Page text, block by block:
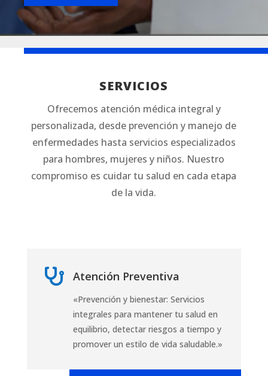
SERVICIOS
Ofrecemos atención médica integral y
personalizada, desde prevención y manejo de
enfermedades hasta servicios especializados
para hombres, mujeres y niños. Nuestro
compromiso es cuidar tu salud en cada etapa
de la vida.
 Atención Preventiva
«Prevención y bienestar: Servicios
integrales para mantener tu salud en
equilibrio, detectar riesgos a tiempo y
promover un estilo de vida saludable.»